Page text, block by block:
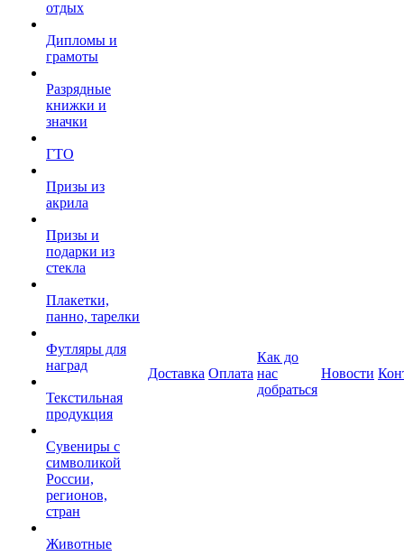
отдых
Дипломы и
грамоты
Разрядные
книжки и
значки
ГТО
Призы из
акрила
Призы и
подарки из
стекла
Плакетки,
панно, тарелки
Футляры для
наград
Текстильная
продукция
Сувениры с
символикой
России,
регионов,
стран
Животные
Доставка Оплата
Как до
нас
добраться
Новости